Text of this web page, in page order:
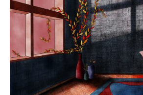
27,00€
à
33,00€
lettre-
Illustration
digitale
A4/A3)